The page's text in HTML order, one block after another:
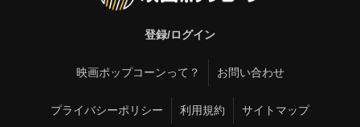
登録/ログイン
映画ポップコーンって？ お問い合わせ
プライバシーポリシー 利用規約 サイトマップ